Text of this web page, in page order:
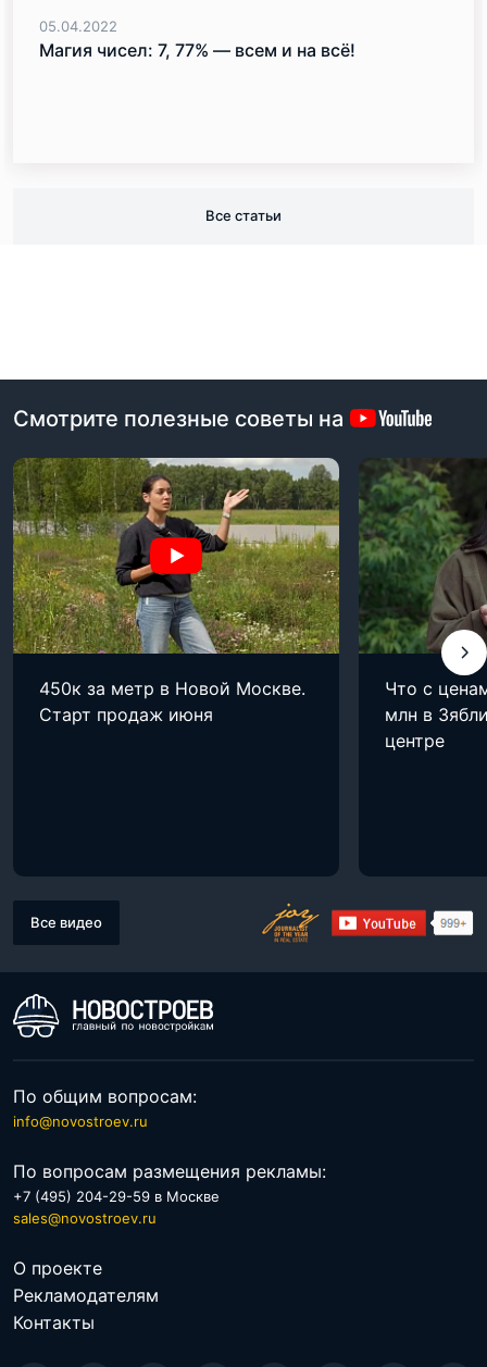
05.04.2022
Магия чисел: 7, 77% — всем и на всё!
Все статьи
Смотрите полезные советы на
450к за метр в Новой Москве.
Старт продаж июня
Что с
млн в
центре
Все видео
По общим вопросам:
info@novostroev.ru
По вопросам размещения рекламы:
+7 (495) 204-29-59 в Москве
sales@novostroev.ru
О проекте
Рекламодателям
Контакты